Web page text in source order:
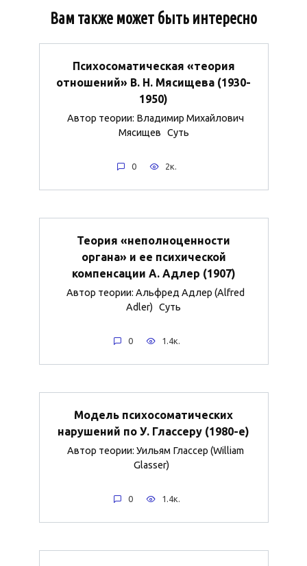
Вам также может быть интересно
Психосоматическая «теория
отношений» В. Н. Мясищева (1930-
1950)
Автор теории: Владимир Михайлович
Мясищев Суть
0 2к.
Теория «неполноценности
органа» и ее психической
компенсации А. Адлер (1907)
Автор теории: Альфред Адлер (Alfred
Adler) Суть
0 1.4к.
Модель психосоматических
нарушений по У. Глассеру (1980-е)
Автор теории: Уильям Глассер (William
Glasser)
0 1.4к.